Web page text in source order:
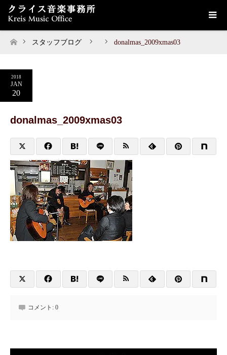
スタッフブログ donalmas_2009xmas03
2018
JAN
20
donalmas_2009xmas03
コメント: 0